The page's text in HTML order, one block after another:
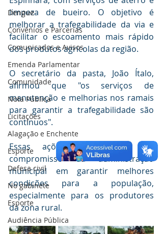
Dengue
Convênios e Parcerias
Comunicados e Avisos
Emenda Parlamentar
Comunidade
Nota Pública
Licitações
Alagação e Enchente
Esporte
Defesa civil
No gabinete
Esporte
Audiência Pública
limpeza de bueiro. O objetivo é
melhorar a trafegabilidade da via e
facilitar o escoamento mais rápido
dos produtos agrícolas da região.
O secretário da pasta, João Ítalo,
afirmou que "os serviços de
manutenção e melhorias nos ramais
para garantir a trafegabilidade são
contínuos".
Essas ações fazem parte do
compromisso da administração
municipal em garantir melhores
condições para a população,
especialmente para os produtores
da zona rural.